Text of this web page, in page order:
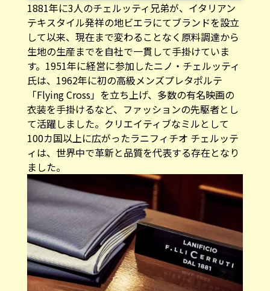
1881年に3人のチェルッティ兄弟が、イタリアン
テキスタイル発祥の地ビエラにてブランドを設立
して以来、現在まで変わることなく原料調達から
生地の生産までを自社で一貫して手掛けていま
す。1951年に経営に参加したニノ・チェルッティ
氏は、1962年に初の高級メンズプレタポルテ
「Flying Cross」を立ち上げ、多数の有名映画の
衣装を手掛けるなど、ファッションの先駆者とし
て活躍しました。クリエイティブなミルとして
100カ国以上に広がったラニフィチオ チェルッテ
ィは、世界中で革新と品質を代表する存在となり
ました。